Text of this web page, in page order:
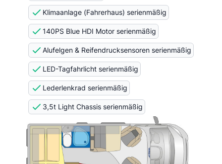
Klimaanlage (Fahrerhaus) serienmäßig
140PS Blue HDI Motor serienmäßig
Alufelgen & Reifendrucksensoren serienmäßig
LED-Tagfahrlicht serienmäßig
Lederlenkrad serienmäßig
3,5t Light Chassis serienmäßig